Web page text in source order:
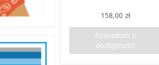
158,00 zł
Powiadom o
dostępności